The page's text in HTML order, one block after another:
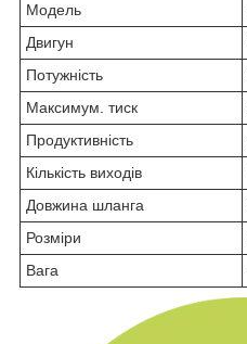
Модель
Двигун
Потужність
Максимум. тиск
Продуктивність
Кількість виходів
Довжина шланга
Розміри
Вага